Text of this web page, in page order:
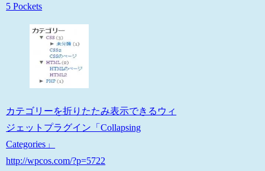
5 Pockets
カテゴリーを折りたたみ表示できるウィ
ジェットプラグイン「Collapsing
Categories」
http://wpcos.com/?p=5722